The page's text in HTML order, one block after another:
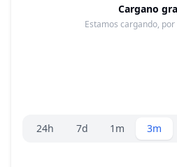
Cargano
Estamos cargando,
Selector de rango
24h 7d 1m 3m